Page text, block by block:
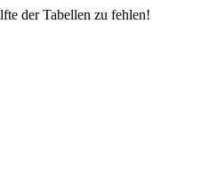
der Tabellen zu fehlen!